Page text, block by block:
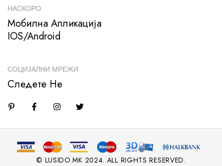
НАСКОРО
Мобилна Апликација
IOS/Android
СОЦИЈАЛНИ МРЕЖИ
Следете Не
© LUSIDO.MK 2024. ALL RIGHTS RESERVED.